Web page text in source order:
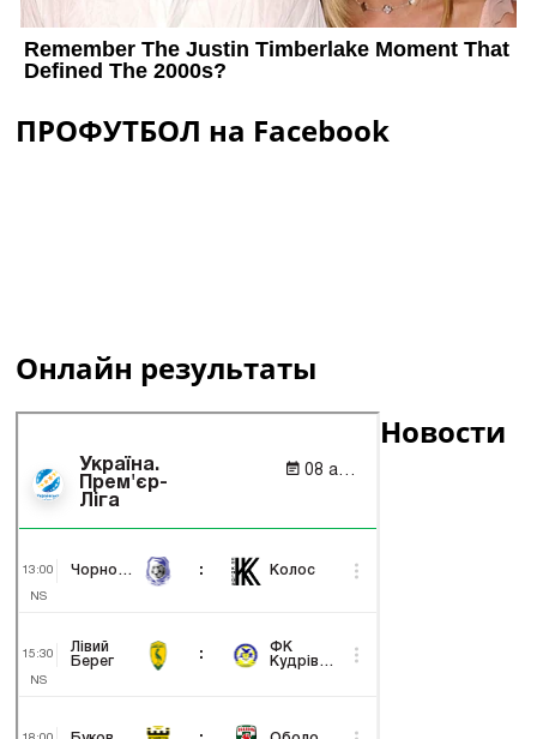
ПРОФУТБОЛ на Facebook
Онлайн результаты
Новости